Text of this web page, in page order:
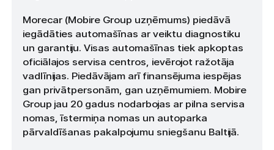
Morecar (Mobire Group uzņēmums) piedāvā
iegādāties automašīnas ar veiktu diagnostiku
un garantiju. Visas automašīnas tiek apkoptas
oficiālajos servisa centros, ievērojot ražotāja
vadlīnijas. Piedāvājam arī finansējuma iespējas
gan privātpersonām, gan uzņēmumiem. Mobire
Group jau 20 gadus nodarbojas ar pilna servisa
nomas, īstermiņa nomas un autoparka
pārvaldīšanas pakalpojumu sniegšanu Baltijā.